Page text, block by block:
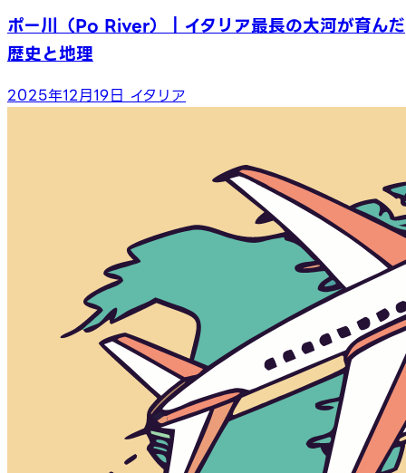
ポー川（Po River）｜イタリア最長の大河が育んだ
歴史と地理
2025年12月19日 イタリア